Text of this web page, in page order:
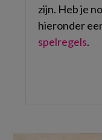
zijn. Heb je
hieronder
spelregels.